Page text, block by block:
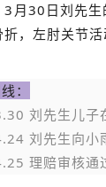
3月30日刘先生
，左肘关节活
：
刘先生儿子
刘先生向小
理赔审核通